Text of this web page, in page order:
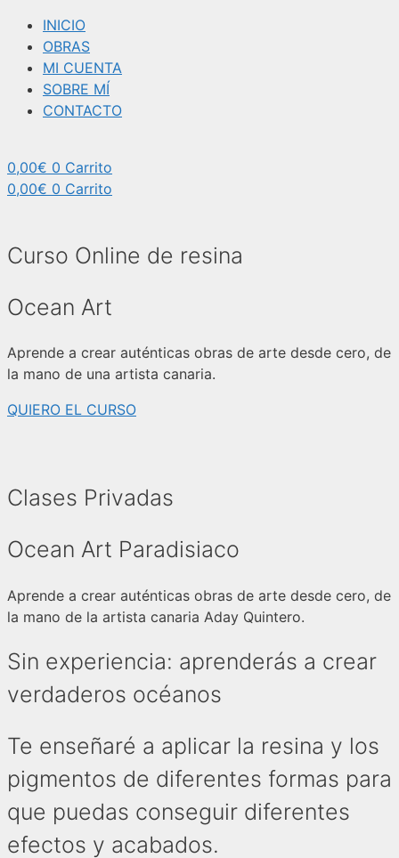
INICIO
OBRAS
MI CUENTA
SOBRE MÍ
CONTACTO
0,00€ 0 Carrito
0,00€ 0 Carrito
Curso Online de resina
Ocean Art
Aprende a crear auténticas obras de arte desde cero, de
la mano de una artista canaria.
QUIERO EL CURSO
Clases Privadas
Ocean Art Paradisiaco
Aprende a crear auténticas obras de arte desde cero, de
la mano de la artista canaria Aday Quintero.
Sin experiencia: aprenderás a crear
verdaderos océanos
Te enseñaré a aplicar la resina y los
pigmentos de diferentes formas para
que puedas conseguir diferentes
efectos y acabados.